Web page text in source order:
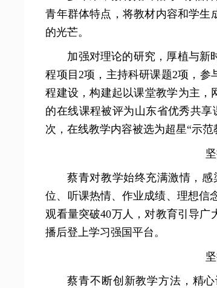
青年群体特点，将教材内容和学生
的光芒。
加强对理论的研究，厚植与新
程项目2项，主持科研课题2项，
程建设，构建起以课堂教学为主，
的在线课程被评为山东省优秀共享
次，在线教学内容被选为超星“示范
蔡青对教学始终充满激情，
位、听课热情、作业成绩、理想信
观看量突破40万人，对教育引导
播后登上学习强国平台。
蔡青不断创新教学方法，精